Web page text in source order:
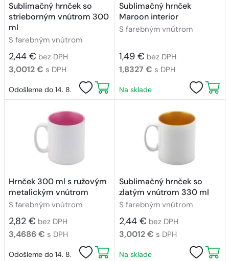
Sublimačný hrnček so
strieborným vnútrom 300
ml
S farebným vnútrom
2,44 € bez DPH
3,0012 € s DPH
Odošleme do 14. 8.
Sublimačný hrnček
Maroon interior
S farebným vnútrom
1,49 € bez DPH
1,8327 € s DPH
Na sklade
Hrnček 300 ml s ružovým
metalickým vnútrom
S farebným vnútrom
2,82 € bez DPH
3,4686 € s DPH
Odošleme do 14. 8.
Sublimačný hrnček so
zlatým vnútrom 330 ml
S farebným vnútrom
2,44 € bez DPH
3,0012 € s DPH
Na sklade